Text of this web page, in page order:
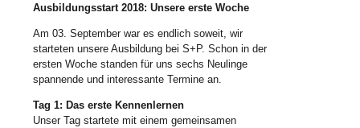
Ausbildungsstart 2018: Unsere erste Woche
Am 03. September war es endlich soweit, wir
starteten unsere Ausbildung bei S+P. Schon in der
ersten Woche standen für uns sechs Neulinge
spannende und interessante Termine an.
Tag 1: Das erste Kennenlernen
Unser Tag startete mit einem gemeinsamen